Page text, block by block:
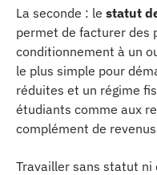
La seconde : le statut
permet de facturer des
conditionnement à un
le plus simple pour
réduites et un régime
étudiants comme aux
complément de
Travailler sans statut